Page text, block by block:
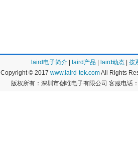
laird电子简介 laird产品 laird动态
按
Copyright © 2017 www.laird-tek.comAll Rights
版权所有：深圳市创唯电子有限公司 客服电话